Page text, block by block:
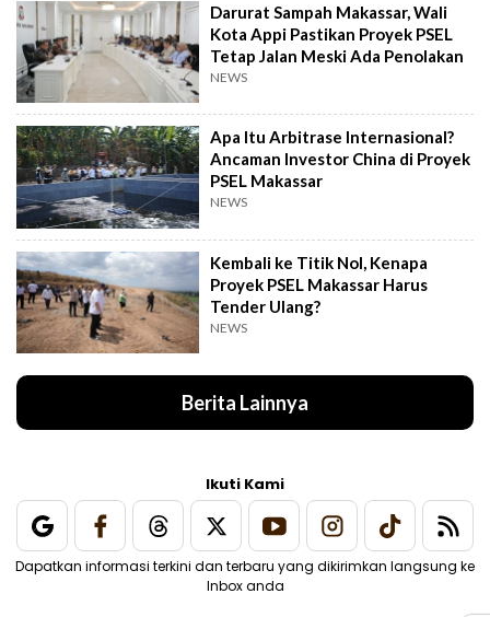
Darurat Sampah Makassar, Wali
Kota Appi Pastikan Proyek PSEL
Tetap Jalan Meski Ada Penolakan
NEWS
Apa Itu Arbitrase Internasional?
Ancaman Investor China di Proyek
PSEL Makassar
NEWS
Kembali ke Titik Nol, Kenapa
Proyek PSEL Makassar Harus
Tender Ulang?
NEWS
Berita Lainnya
Ikuti Kami
Dapatkan informasi terkini dan terbaru yang dikirimkan langsung ke
Inbox anda